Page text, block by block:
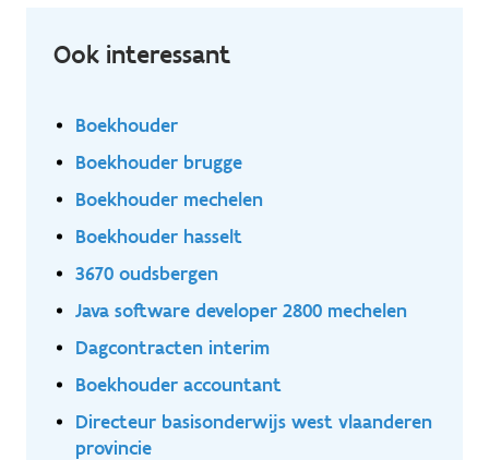
Ook interessant
Boekhouder
Boekhouder brugge
Boekhouder mechelen
Boekhouder hasselt
3670 oudsbergen
Java software developer 2800 mechelen
Dagcontracten interim
Boekhouder accountant
Directeur basisonderwijs west vlaanderen
provincie